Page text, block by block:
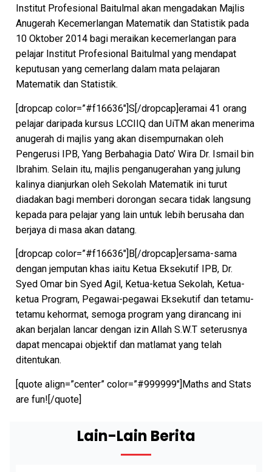
Institut Profesional Baitulmal akan mengadakan Majlis
Anugerah Kecemerlangan Matematik dan Statistik pada
10 Oktober 2014 bagi meraikan kecemerlangan para
pelajar Institut Profesional Baitulmal yang mendapat
keputusan yang cemerlang dalam mata pelajaran
Matematik dan Statistik.
[dropcap color=”#f16636″]S[/dropcap]eramai 41 orang
pelajar daripada kursus LCCIIQ dan UiTM akan menerima
anugerah di majlis yang akan disempurnakan oleh
Pengerusi IPB, Yang Berbahagia Dato’ Wira Dr. Ismail bin
Ibrahim. Selain itu, majlis penganugerahan yang julung
kalinya dianjurkan oleh Sekolah Matematik ini turut
diadakan bagi memberi dorongan secara tidak langsung
kepada para pelajar yang lain untuk lebih berusaha dan
berjaya di masa akan datang.
[dropcap color=”#f16636″]B[/dropcap]ersama-sama
dengan jemputan khas iaitu Ketua Eksekutif IPB, Dr.
Syed Omar bin Syed Agil, Ketua-ketua Sekolah, Ketua-
ketua Program, Pegawai-pegawai Eksekutif dan tetamu-
tetamu kehormat, semoga program yang dirancang ini
akan berjalan lancar dengan izin Allah S.W.T seterusnya
dapat mencapai objektif dan matlamat yang telah
ditentukan.
[quote align=”center” color=”#999999″]Maths and Stats
are fun![/quote]
Lain-Lain Berita